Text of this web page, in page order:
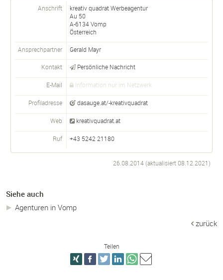
Anschrift
kreativ quadrat Werbeagentur
Au 50
A-6134Vomp
Österreich
Ansprechpartner Gerald Mayr
Kontakt Persönliche Nachricht
E-Mail Information nur im Netzwerk
Profiladresse dasauge.at/-kreativquadrat
Web kreativquadrat.at
Ruf +43 5242 21180
26.08.2014 (aktualisiert08.12.2021)
Siehe auch
Agenturen in Vomp
zurück
Teilen